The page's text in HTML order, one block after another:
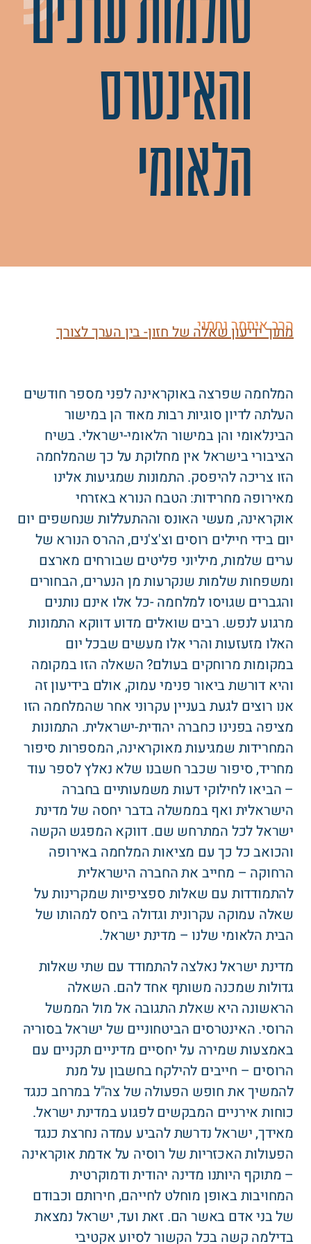
סולמות ערכים
והאינטרס
הלאומי
הרב איתמר נחמני
מתוך ידיעון שאלה של חזון- בין הערך לצורך
המלחמה שפרצה באוקראינה לפני מספר חודשים
העלתה לדיון סוגיות רבות מאוד הן במישור
הבינלאומי והן במישור הלאומי-ישראלי. בשיח
הציבורי בישראל אין מחלוקת על כך שהמלחמה
הזו צריכה להיפסק. התמונות שמגיעות אלינו
מאירופה מחרידות: הטבח הנורא באזרחי
אוקראינה, מעשי האונס וההתעללות שנחשפים יום
יום בידי חיילים רוסים וצ'צ'נים, ההרס הנורא של
ערים שלמות, מיליוני פליטים שבורחים מארצם
ומשפחות שלמות שנקרעות מן הנערים, הבחורים
והגברים שגויסו למלחמה -כל אלו אינם נותנים
מרגוע לנפש. רבים שואלים מדוע דווקא התמונות
האלו מזעזעות והרי אלו מעשים שבכל יום
במקומות מרוחקים בעולם? השאלה הזו במקומה
והיא דורשת ביאור פנימי עמוק, אולם בידיעון זה
אנו רוצים לגעת בעניין עקרוני אחר שהמלחמה הזו
מציפה בפנינו כחברה יהודית-ישראלית. התמונות
המחרידות שמגיעות מאוקראינה, המספרות סיפור
מחריד, סיפור שכבר חשבנו שלא נאלץ לספר עוד
– הביאו לחילוקי דעות משמעותיים בחברה
הישראלית ואף בממשלה בדבר יחסה של מדינת
ישראל לכל המתרחש שם. דווקא המפגש הקשה
והכואב כל כך עם מציאות המלחמה באירופה
הרחוקה – מחייב את החברה הישראלית
להתמודדות עם שאלות ספציפיות שמקרינות על
שאלה עמוקה עקרונית וגדולה ביחס למהותו של
הבית הלאומי שלנו – מדינת ישראל.
מדינת ישראל נאלצה להתמודד עם שתי שאלות
גדולות שמכנה משותף אחד להם. השאלה
הראשונה היא שאלת התגובה אל מול הממשל
הרוסי. האינטרסים הביטחוניים של ישראל בסוריה
באמצעות שמירה על יחסיים מדיניים תקניים עם
הרוסים – חייבים להילקח בחשבון על מנת
להמשיך את חופש הפעולה של צה"ל במרחב כנגד
כוחות אירניים המבקשים לפגוע במדינת ישראל.
מאידך, ישראל נדרשת להביע עמדה נחרצת כנגד
הפעולות האכזריות של רוסיה על אדמת אוקראינה
– מתוקף היותנו מדינה יהודית ודמוקרטית
המחויבות באופן מוחלט לחייהם, חירותם וכבודם
של בני אדם באשר הם. זאת ועד, ישראל נמצאת
בדילמה קשה בכל הקשור לסיוע אקטיבי